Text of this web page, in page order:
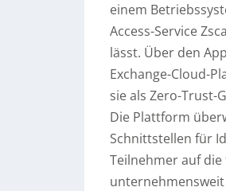
einem
Access-Service
lässt. Über den
Exchange-Cloud-
sie als Zero-Trust-
Die Plattform
Schnittstellen für
Teilnehmer auf